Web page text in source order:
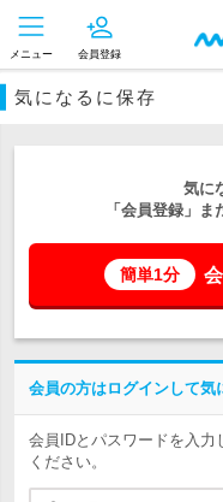
メニュー 会員登録
気になるに保存
気に
「会員登録」ま
簡単1分
会員の方はログインして気
会員IDとパスワードを入力
ください。